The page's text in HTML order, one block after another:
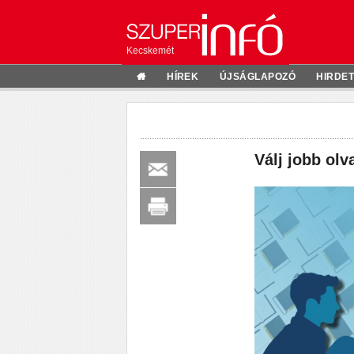
Kecskemét
HÍREK ÚJSÁGLAPOZÓ
Válj jobb